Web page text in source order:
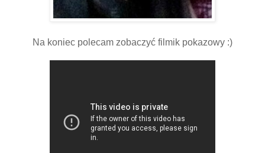
Na koniec polecam zobaczyć filmik pokazowy :)